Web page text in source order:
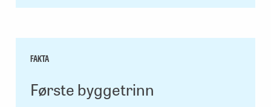
FAKTA
Første byggetrinn